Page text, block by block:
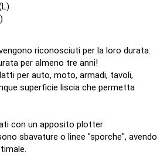
riconosciuti per la loro durata:
per almeno tre anni!
per auto, moto, armadi, tavoli,
superficie liscia che permetta
con un apposito plotter
sbavature o linee "sporche", avendo